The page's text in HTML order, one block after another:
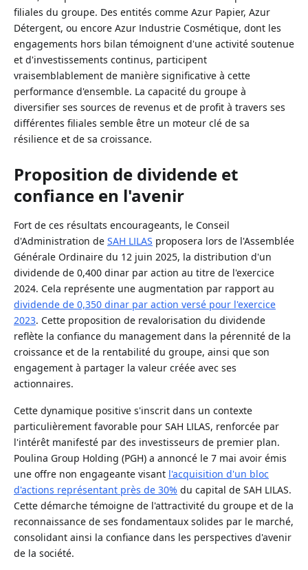
filiales du groupe. Des entités comme Azur Papier, Azur
Détergent, ou encore Azur Industrie Cosmétique, dont les
engagements hors bilan témoignent d'une activité soutenue
et d'investissements continus, participent
vraisemblablement de manière significative à cette
performance d'ensemble. La capacité du groupe à
diversifier ses sources de revenus et de profit à travers ses
différentes filiales semble être un moteur clé de sa
résilience et de sa croissance.
Proposition de dividende et
confiance en l'avenir
Fort de ces résultats encourageants, le Conseil
d'Administration de SAH LILAS proposera lors de l'Assemblée
Générale Ordinaire du 12 juin 2025, la distribution d'un
dividende de 0,400 dinar par action au titre de l'exercice
2024. Cela représente une augmentation par rapport au
dividende de 0,350 dinar par action versé pour l'exercice
2023. Cette proposition de revalorisation du dividende
reflète la confiance du management dans la pérennité de la
croissance et de la rentabilité du groupe, ainsi que son
engagement à partager la valeur créée avec ses
actionnaires.
Cette dynamique positive s'inscrit dans un contexte
particulièrement favorable pour SAH LILAS, renforcée par
l'intérêt manifesté par des investisseurs de premier plan.
Poulina Group Holding (PGH) a annoncé le 7 mai avoir émis
une offre non engageante visant l'acquisition d'un bloc
d'actions représentant près de 30% du capital de SAH LILAS.
Cette démarche témoigne de l'attractivité du groupe et de la
reconnaissance de ses fondamentaux solides par le marché,
consolidant ainsi la confiance dans les perspectives d'avenir
de la société.